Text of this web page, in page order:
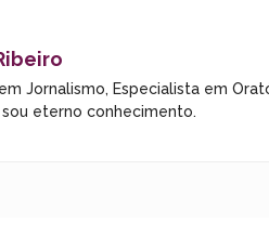
Jornalismo, Especialista em
eterno conhecimento.